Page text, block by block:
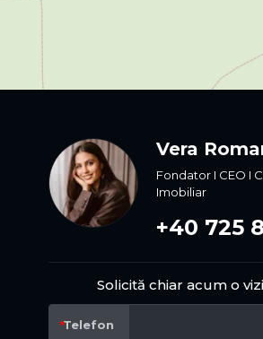
Vera
Fondator I CEO I
Imobiliar
+40 725
Solicită chiar acum o
Telefon